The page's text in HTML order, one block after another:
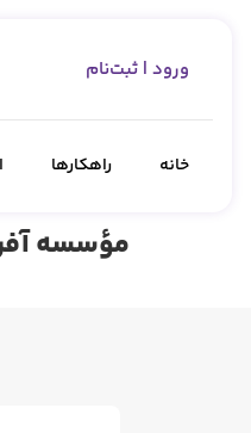
ورود | ثبت‌نام
خانه راهکارها
مؤسسه